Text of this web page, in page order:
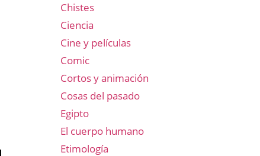
Chistes
Ciencia
Cine y películas
Comic
Cortos y animación
Cosas del pasado
Egipto
El cuerpo humano
Etimología